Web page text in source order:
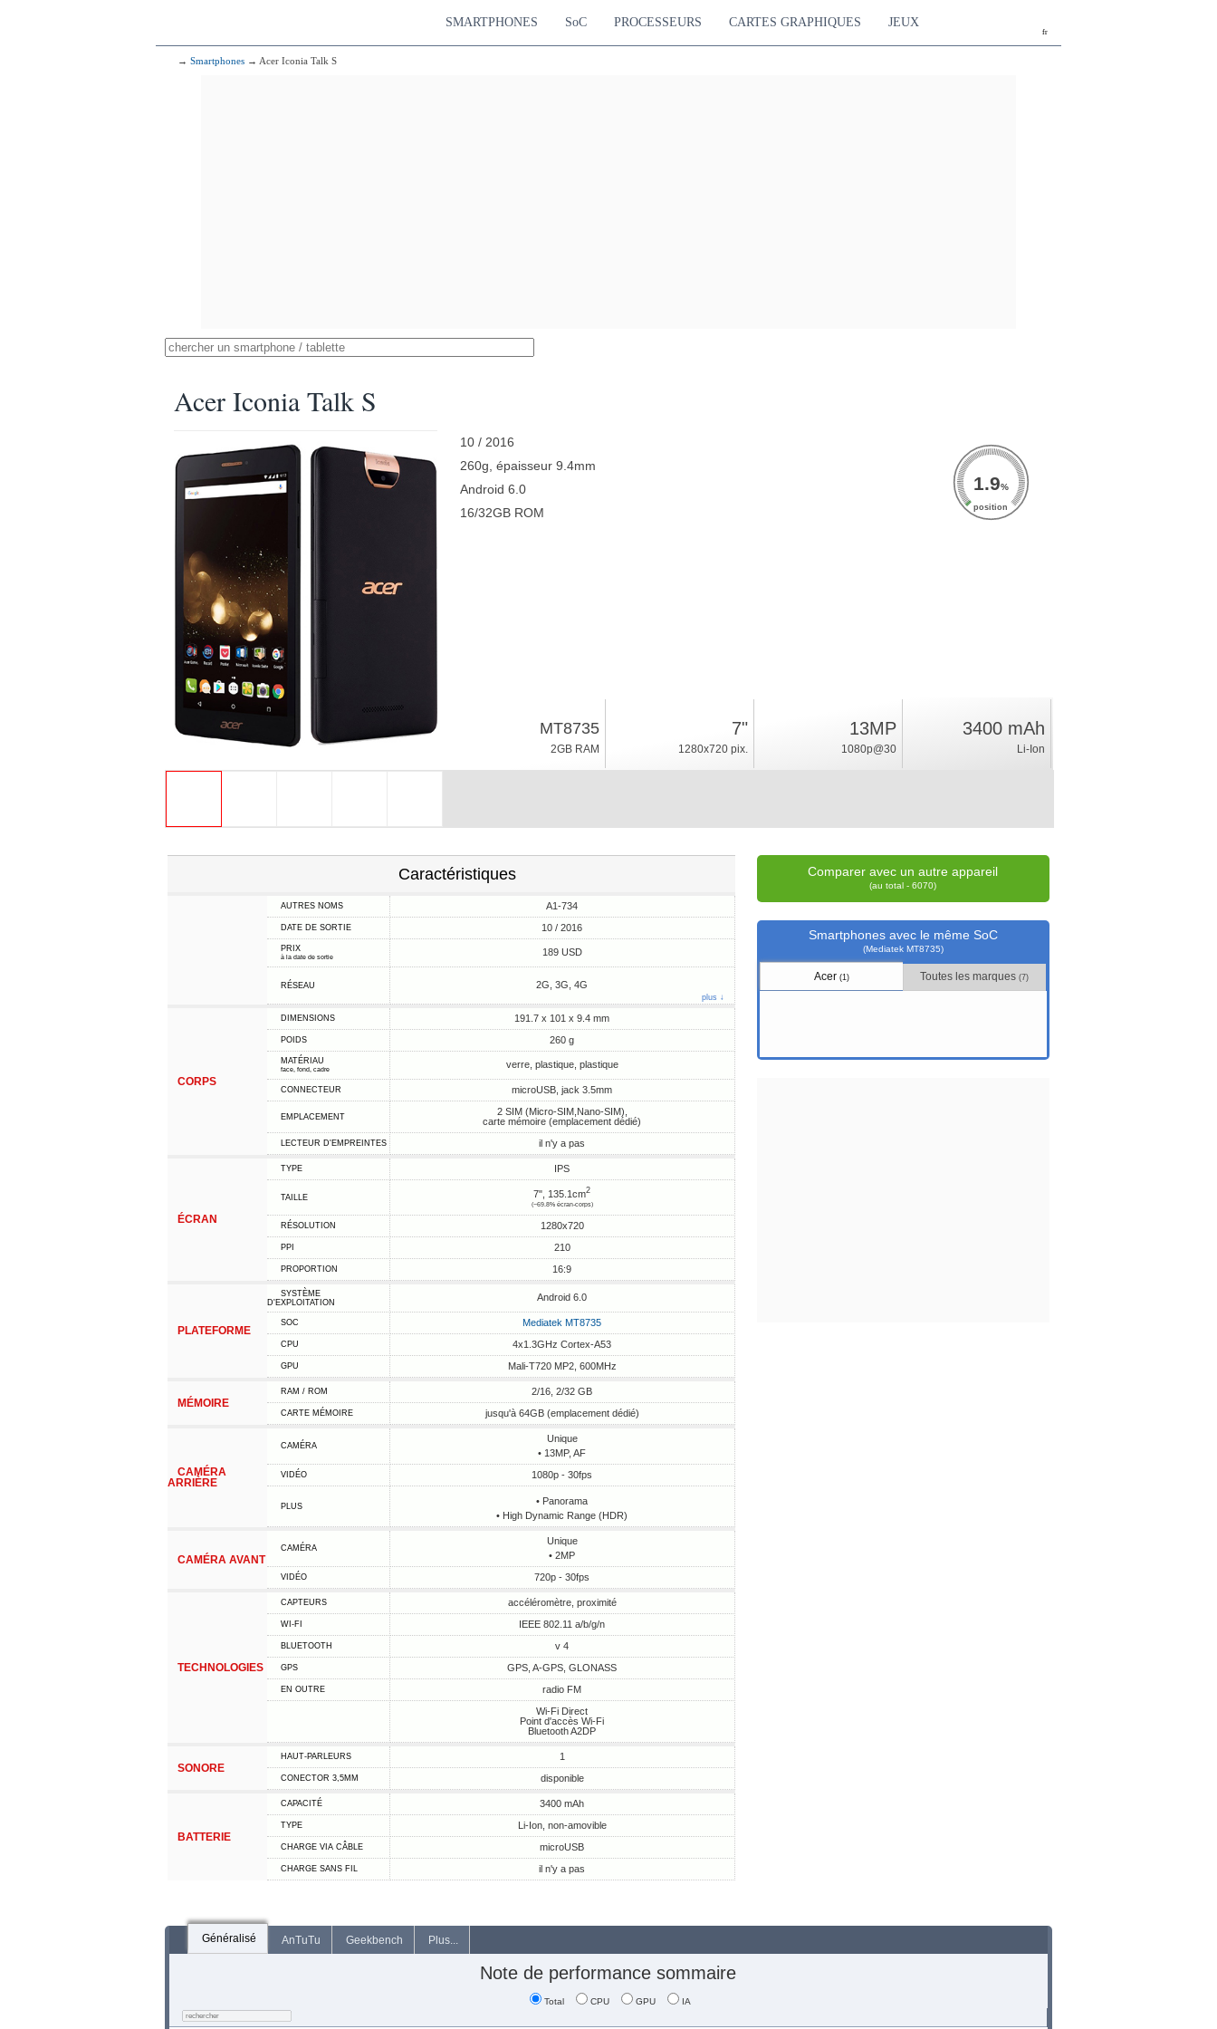
fr
SMARTPHONES SoC PROCESSEURS CARTES GRAPHIQUES JEUX
→ Smartphones → Acer Iconia Talk S
Acer Iconia Talk S
10 / 2016
260g, épaisseur 9.4mm
Android 6.0
16/32GB ROM
1.9%
position
MT8735
2GB RAM
7"
1280x720 pix.
13MP
1080p@30
3400 mAh
Li-Ion
Caractéristiques
AUTRES NOMS A1-734
DATE DE SORTIE 10 / 2016
PRIX
à la date de sortie 189 USD
RÉSEAU 2G, 3G, 4G
plus ↓
CORPS
DIMENSIONS 191.7 x 101 x 9.4 mm
POIDS 260 g
MATÉRIAU
face, fond, cadre verre, plastique, plastique
CONNECTEUR microUSB, jack 3.5mm
EMPLACEMENT
2 SIM (Micro-SIM,Nano-SIM),
carte mémoire (emplacement dédié)
LECTEUR D'EMPREINTES il n'y a pas
ÉCRAN
TYPE IPS
TAILLE 7", 135.1cm2
(~69.8% écran-corps)
RÉSOLUTION 1280x720
PPI 210
PROPORTION 16:9
PLATEFORME
SYSTÈME
D'EXPLOITATION
Android 6.0
SOC Mediatek MT8735
CPU 4x1.3GHz Cortex-A53
GPU Mali-T720 MP2, 600MHz
MÉMOIRE
RAM / ROM 2/16, 2/32 GB
CARTE MÉMOIRE jusqu'à 64GB (emplacement dédié)
CAMÉRA
ARRIÈRE
CAMÉRA
Unique
• 13MP, AF
VIDÉO 1080p - 30fps
PLUS
• Panorama
• High Dynamic Range (HDR)
CAMÉRA AVANT
CAMÉRA
Unique
• 2MP
VIDÉO 720p - 30fps
TECHNOLOGIES
CAPTEURS accéléromètre, proximité
WI-FI IEEE 802.11 a/b/g/n
BLUETOOTH v 4
GPS GPS, A-GPS, GLONASS
EN OUTRE
radio FM
Wi-Fi Direct
Point d'accès Wi-Fi
Bluetooth A2DP
SONORE
HAUT-PARLEURS 1
CONECTOR 3,5MM disponible
BATTERIE
CAPACITÉ 3400 mAh
TYPE Li-Ion, non-amovible
CHARGE VIA CÂBLE microUSB
CHARGE SANS FIL il n'y a pas
Comparer avec un autre appareil
(au total - 6070)
Smartphones avec le même SoC
(Mediatek MT8735)
Acer (1) Toutes les marques(7)
Généralisé AnTuTu Geekbench Plus...
Note de performance sommaire
Total CPU GPU IA